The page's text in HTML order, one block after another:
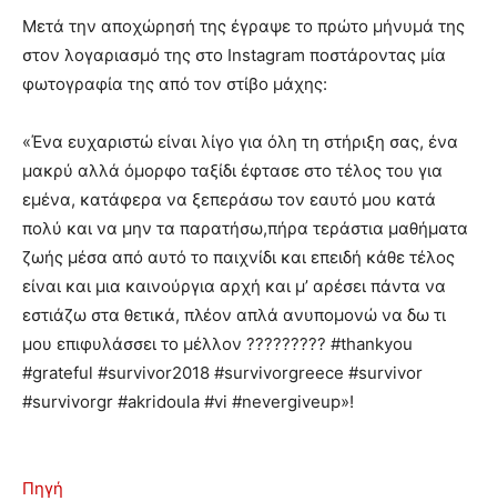
Μετά την αποχώρησή της έγραψε το πρώτο μήνυμά της
στον λογαριασμό της στο Instagram ποστάροντας μία
φωτογραφία της από τον στίβο μάχης:
«Ένα ευχαριστώ είναι λίγο για όλη τη στήριξη σας, ένα
μακρύ αλλά όμορφο ταξίδι έφτασε στο τέλος του για
εμένα, κατάφερα να ξεπεράσω τον εαυτό μου κατά
πολύ και να μην τα παρατήσω,πήρα τεράστια μαθήματα
ζωής μέσα από αυτό το παιχνίδι και επειδή κάθε τέλος
είναι και μια καινούργια αρχή και μ’ αρέσει πάντα να
εστιάζω στα θετικά, πλέον απλά ανυπομονώ να δω τι
μου επιφυλάσσει το μέλλον ????????? #thankyou
#grateful #survivor2018 #survivorgreece #survivor
#survivorgr #akridoula #vi #nevergiveup»!
Πηγή